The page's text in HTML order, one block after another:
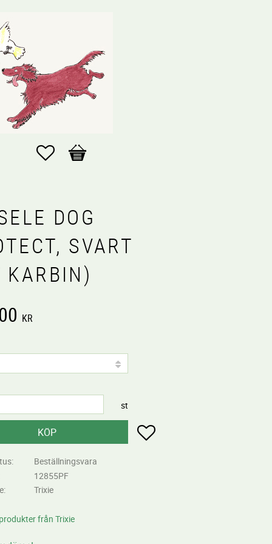
Favoriter
Kundvagn
DOG
SVART
KARBIN)
KR
st
KÖP Lägg till i favoriter
Beställningsvara
12855PF
Trixie
från Trixie